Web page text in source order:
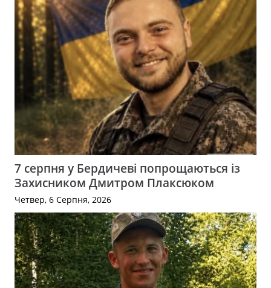
7 серпня у Бердичеві попрощаються із
Захисником Дмитром Плаксюком
Четвер, 6 Серпня, 2026